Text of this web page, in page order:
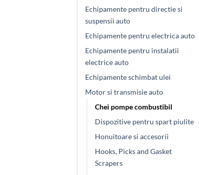
Echipamente pentru directie si
suspensii auto
Echipamente pentru electrica auto
Echipamente pentru instalatii
electrice auto
Echipamente schimbat ulei
Motor si transmisie auto
Chei pompe combustibil
Dispozitive pentru spart piulite
Honuitoare si accesorii
Hooks, Picks and Gasket
Scrapers